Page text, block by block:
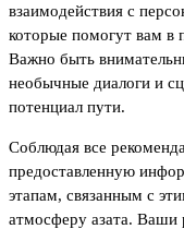
взаимодействия с
которые помогут вам в
Важно быть
необычные диалоги и
потенциал пути.
Соблюдая все
предоставленную
этапам, связанным с
атмосферу азата. Ваши